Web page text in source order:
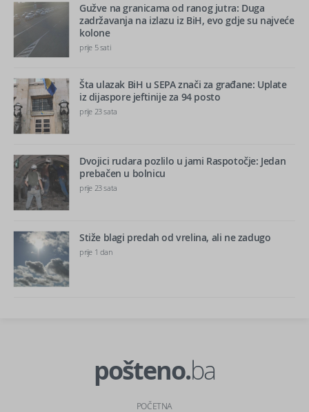
Gužve na granicama od ranog jutra: Duga
zadržavanja na izlazu iz BiH, evo gdje su najveće
kolone
prije 5 sati
Šta ulazak BiH u SEPA znači za građane: Uplate
iz dijaspore jeftinije za 94 posto
prije 23 sata
Dvojici rudara pozlilo u jami Raspotočje: Jedan
prebačen u bolnicu
prije 23 sata
Stiže blagi predah od vrelina, ali ne zadugo
prije 1 dan
pošteno.ba
POČETNA